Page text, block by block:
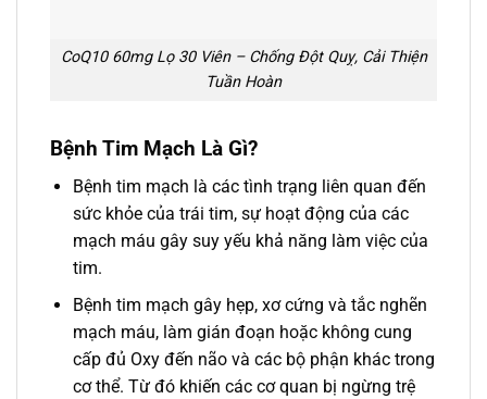
CoQ10 60mg Lọ 30 Viên – Chống Đột Quỵ, Cải Thiện
Tuần Hoàn
Bệnh Tim Mạch Là Gì?
Bệnh tim mạch là các tình trạng liên quan đến
sức khỏe của trái tim, sự hoạt động của các
mạch máu gây suy yếu khả năng làm việc của
tim.
Bệnh tim mạch gây hẹp, xơ cứng và tắc nghẽn
mạch máu, làm gián đoạn hoặc không cung
cấp đủ Oxy đến não và các bộ phận khác trong
cơ thể. Từ đó khiến các cơ quan bị ngừng trệ